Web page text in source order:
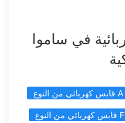
في ساموا
قابس كهربائي من النوع A
قابس كهربائي من النوع F